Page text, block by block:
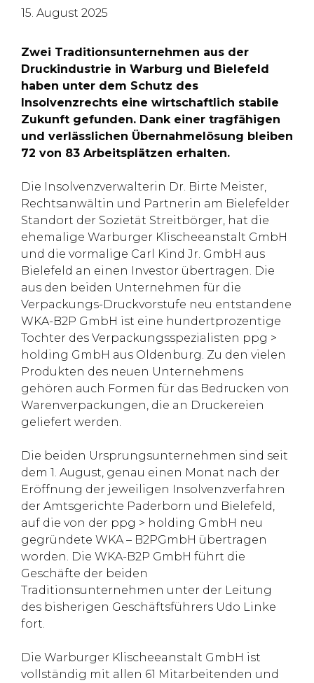
15. August 2025
Zwei Traditionsunternehmen aus der
Druckindustrie in Warburg und Bielefeld
haben unter dem Schutz des
Insolvenzrechts eine wirtschaftlich stabile
Zukunft gefunden. Dank einer tragfähigen
und verlässlichen Übernahmelösung bleiben
72 von 83 Arbeitsplätzen erhalten.
Die Insolvenzverwalterin Dr. Birte Meister,
Rechtsanwältin und Partnerin am Bielefelder
Standort der Sozietät Streitbörger, hat die
ehemalige Warburger Klischeeanstalt GmbH
und die vormalige Carl Kind Jr. GmbH aus
Bielefeld an einen Investor übertragen. Die
aus den beiden Unternehmen für die
Verpackungs-Druckvorstufe neu entstandene
WKA-B2P GmbH ist eine hundertprozentige
Tochter des Verpackungsspezialisten ppg >
holding GmbH aus Oldenburg. Zu den vielen
Produkten des neuen Unternehmens
gehören auch Formen für das Bedrucken von
Warenverpackungen, die an Druckereien
geliefert werden.
Die beiden Ursprungsunternehmen sind seit
dem 1. August, genau einen Monat nach der
Eröffnung der jeweiligen Insolvenzverfahren
der Amtsgerichte Paderborn und Bielefeld,
auf die von der ppg > holding GmbH neu
gegründete WKA – B2PGmbH übertragen
worden. Die WKA-B2P GmbH führt die
Geschäfte der beiden
Traditionsunternehmen unter der Leitung
des bisherigen Geschäftsführers Udo Linke
fort.
Die Warburger Klischeeanstalt GmbH ist
vollständig mit allen 61 Mitarbeitenden und